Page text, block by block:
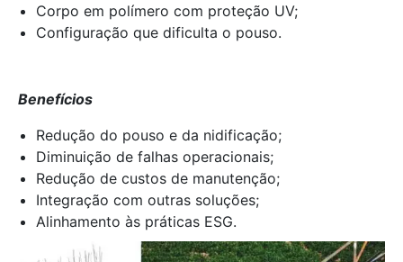
Corpo em polímero com proteção UV;
Configuração que dificulta o pouso.
Benefícios
Redução do pouso e da nidificação;
Diminuição de falhas operacionais;
Redução de custos de manutenção;
Integração com outras soluções;
Alinhamento às práticas ESG.